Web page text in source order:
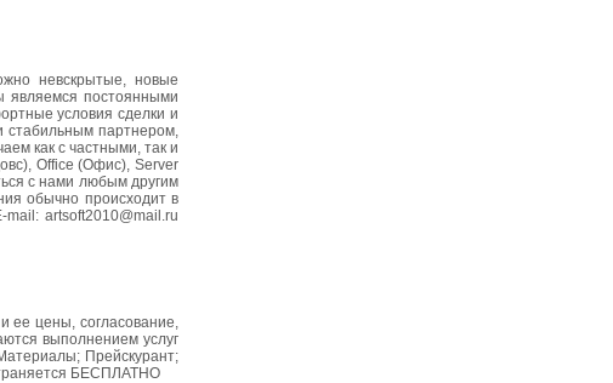
невскрытые, новые
являемся постоянными
условия сделки и
стабильным партнером,
как с частными, так и
Office (Офис), Server
с нами любым другим
обычно происходит в
artsoft2010@mail.ru
ее цены, согласование,
выполнением услуг
Прейскурант;
БЕСПЛАТНО